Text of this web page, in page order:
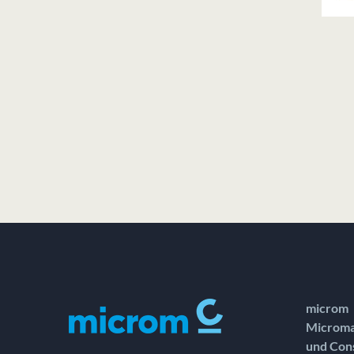
microm
und